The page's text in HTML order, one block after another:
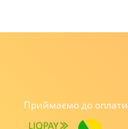
Приймаємо до оплати